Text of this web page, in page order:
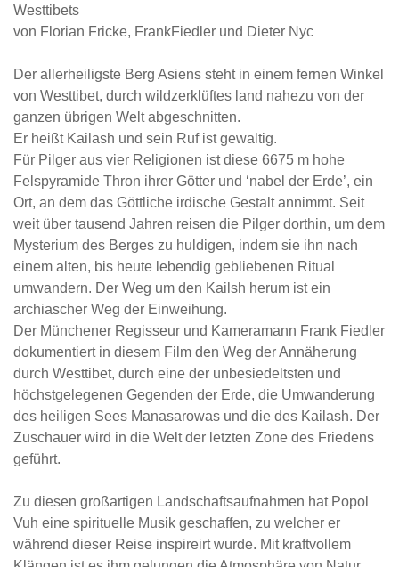
Westtibets
von Florian Fricke, FrankFiedler und Dieter Nyc
Der allerheiligste Berg Asiens steht in einem fernen Winkel
von Westtibet, durch wildzerklüftes land nahezu von der
ganzen übrigen Welt abgeschnitten.
Er heißt Kailash und sein Ruf ist gewaltig.
Für Pilger aus vier Religionen ist diese 6675 m hohe
Felspyramide Thron ihrer Götter und ‘nabel der Erde’, ein
Ort, an dem das Göttliche irdische Gestalt annimmt. Seit
weit über tausend Jahren reisen die Pilger dorthin, um dem
Mysterium des Berges zu huldigen, indem sie ihn nach
einem alten, bis heute lebendig gebliebenen Ritual
umwandern. Der Weg um den Kailsh herum ist ein
archiascher Weg der Einweihung.
Der Münchener Regisseur und Kameramann Frank Fiedler
dokumentiert in diesem Film den Weg der Annäherung
durch Westtibet, durch eine der unbesiedeltsten und
höchstgelegenen Gegenden der Erde, die Umwanderung
des heiligen Sees Manasarowas und die des Kailash. Der
Zuschauer wird in die Welt der letzten Zone des Friedens
geführt.
Zu diesen großartigen Landschaftsaufnahmen hat Popol
Vuh eine spirituelle Musik geschaffen, zu welcher er
während dieser Reise inspireirt wurde. Mit kraftvollem